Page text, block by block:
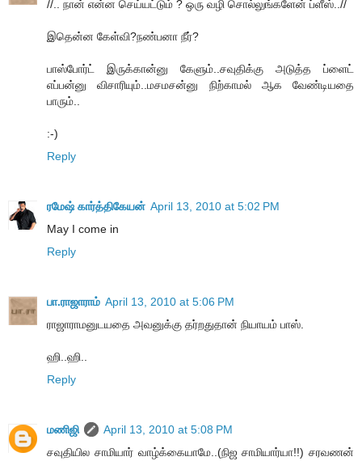
//.. நான் என்ன செய்யட்டும் ? ஒரு வழி சொல்லுங்களேன் ப்ளீஸ்..//
இதென்ன கேள்வி?நண்பனா நீர்?
பாஸ்போர்ட் இருக்கான்னு கேளும்..சவுதிக்கு அடுத்த ப்ளைட்
எப்பன்னு விசாரியும்..மசமசன்னு நிற்காமல் ஆக வேண்டியதை
பாரும்..
:-)
Reply
ரமேஷ் கார்த்திகேயன் April 13, 2010 at 5:02 PM
May I come in
Reply
பா.ராஜாராம் April 13, 2010 at 5:06 PM
ராஜாராமனுடயதை அவனுக்கு தர்றதுதான் நியாயம் பாஸ்.
ஹி..ஹி..
Reply
மணிஜி
April 13, 2010 at 5:08 PM
சவுதியில சாமியார் வாழ்க்கையாமே..(நிஜ சாமியார்யா!!) சரவணன்